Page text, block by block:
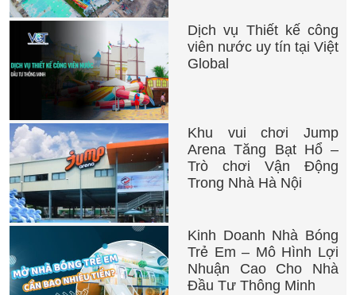
Dịch vụ Thiết kế công
viên nước uy tín tại Việt
Global
Khu vui chơi Jump
Arena Tăng Bạt Hổ –
Trò chơi Vận Động
Trong Nhà Hà Nội
Kinh Doanh Nhà Bóng
Trẻ Em – Mô Hình Lợi
Nhuận Cao Cho Nhà
Đầu Tư Thông Minh